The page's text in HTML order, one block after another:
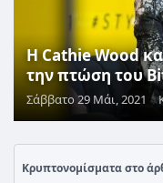
Η Cathie Wood
την πτώση του
Σάββατο 29 Μάι, 2021
Κρυπτονομίσματα στο